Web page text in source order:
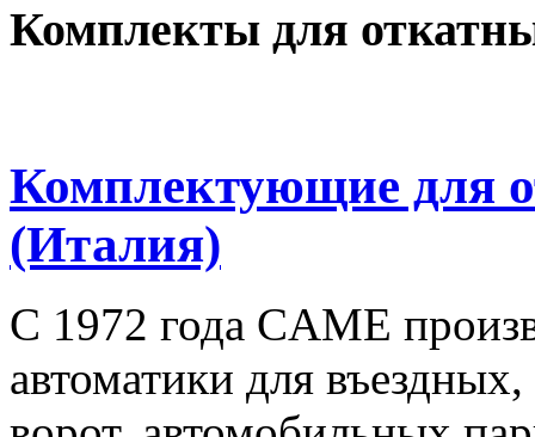
Комплекты для
Комплектующие для
(Италия)
С 1972 года CAME
автоматики для